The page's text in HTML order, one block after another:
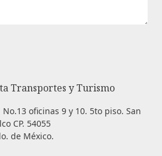
Transportes y Turismo
oficinas 9 y 10. 5to piso. San
CP. 54055
de México.